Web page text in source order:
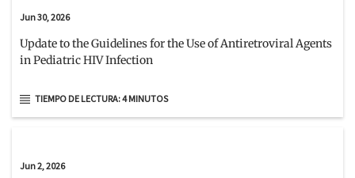
Jun 30, 2026
Update to the Guidelines for the Use of Antiretroviral Agents
in Pediatric HIV Infection
TIEMPO DE LECTURA: 4 MINUTOS
Jun 2, 2026